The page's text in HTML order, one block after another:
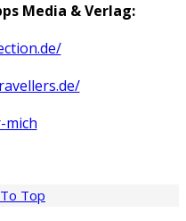
Media & Verlag:
mich
Top